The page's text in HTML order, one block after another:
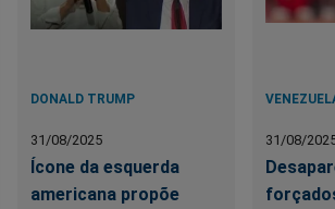
DONALD TRUMP
31/08/2025
Ícone da esquerda
americana propõe
31/08/